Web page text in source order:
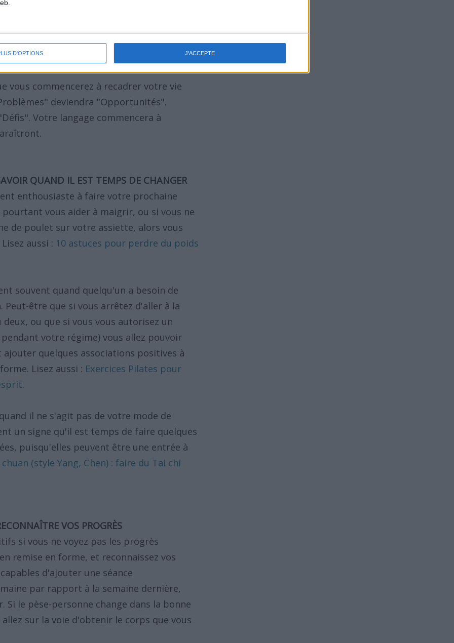
D'OPTIONS J'ACCEPTE
qui évoquent l'AMP et lisez les
Prenez le temps de lire des
volonté et maigrir plus facilement
vous commencerez à recadrer votre vie
deviendra "Opportunités".
Votre langage commencera à
QUAND IL EST TEMPS DE CHANGER
enthousiaste à faire votre prochaine
vous aider à maigrir, ou si vous ne
de poulet sur votre assiette, alors vous
aussi : 10 astuces pour perdre du poids
souvent quand quelqu'un a besoin de
Peut-être que si vous arrêtez d'aller à la
ou que si vous vous autorisez un
votre régime) vous allez pouvoir
quelques associations positives à
Lisez aussi : Exercices Pilates pour
.
il ne s'agit pas de votre mode de
un signe qu'il est temps de faire quelques
puisqu'elles peuvent être une entrée à
(style Yang, Chen) : faire du Tai chi
VOS PROGRÈS
si vous ne voyez pas les progrès
remise en forme, et reconnaissez vos
d'ajouter une séance
par rapport à la semaine dernière,
le pèse-personne change dans la bonne
sur la voie d'obtenir le corps que vous